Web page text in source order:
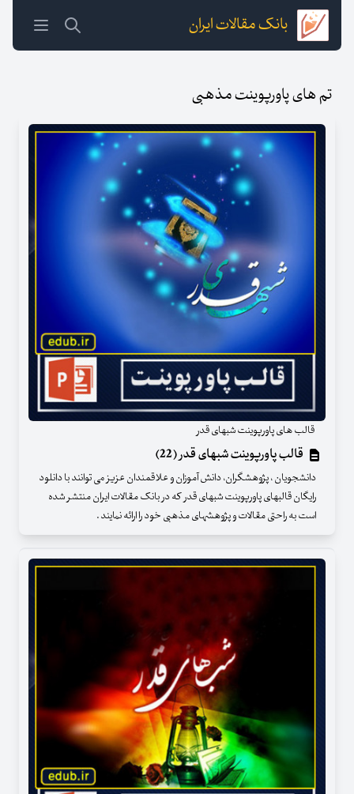
بانک مقالات ایران
تم های پاورپوینت مذهبی
قالب های پاورپوینت شبهای قدر
قالب پاورپوینت شبهای قدر (22)
دانشجویان ، پژوهشگران، دانش آموزان و علاقمندان عزیز می توانند با دانلود
رایگان قالبهای پاورپوینت شبهای قدر که در بانک مقالات ایران منتشر شده
است به راحتی مقالات و پژوهشهای مذهبی خود را ارائه نمایند .